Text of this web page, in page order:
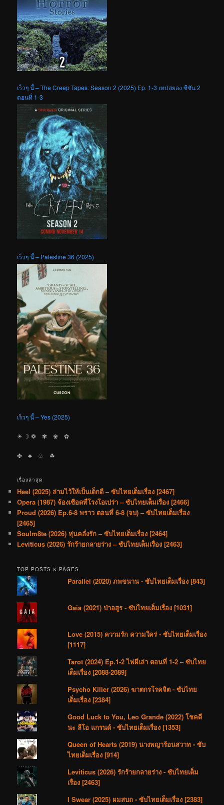
เร็วๆ นี้ – The Creep Tapes: Season 2 (2025) Ep. 1-3 เทปสยอง ซีซัน 2
ตอนที่ 1-3
เร็วๆ นี้ – Palestine 36 (2025)
เร็วๆ นี้ – Yes (2025)
☀︎ ☽ ❁ ✾ ❀ ✿
✤ ♣︎ ♧ ☘︎
เรื่องล่าสุด
Heel (2025) ล่ามไว้ให้เป็นเด็กดี – ซับไทยเต็มเรื่อง [2467]
Opera (1987) จ้องเชือดที่โรงโอเปร่า – ซับไทยเต็มเรื่อง [2466]
Proud (2026) Ep.6-8 พราว ตอนที่ 6-8 (จบ) – ซับไทยเต็มเรื่อง
[2465]
Soulm8te (2026) หุ่นคลั่งรัก – ซับไทยเต็มเรื่อง [2464]
Leviticus (2026) รักร้ายกลายร่าง – ซับไทยเต็มเรื่อง [2463]
TOP POSTS & PAGES
Parallel (2020) ภพขนาน - ซับไทยเต็มเรื่อง [843]
Gaia (2021) ป่าอสูร - ซับไทยเต็มเรื่อง [1031]
Love (2015) ความรัก ความใคร่ - ซับไทยเต็มเรื่อง
[1117]
Tarot (2024) Ep.1-2 ไพ่ผีเล่า ตอนที่ 1-2 – ซับไทย
เต็มเรื่อง [2088-2089]
Psycho Killer (2026) ฆาตกรโรคจิต - ซับไทย
เต็มเรื่อง [2384]
Good Luck to You, Leo Grande (2022) โชคดี
นะ ลีโอ แกรนด์ - ซับไทยเต็มเรื่อง [1353]
Queen of Hearts (2019) นางพญาร้อนสวาท - ซับ
ไทยเต็มเรื่อง [914]
Leviticus (2026) รักร้ายกลายร่าง - ซับไทยเต็ม
เรื่อง [2463]
I Swear (2025) ผมสบถ - ซับไทยเต็มเรื่อง [2383]